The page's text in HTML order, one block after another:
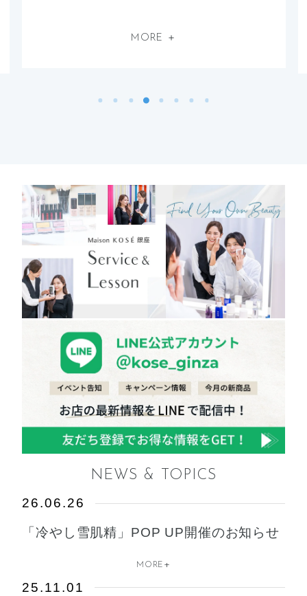
NEWS & TOPICS
25.11.01
26.06.26
「冷やし雪肌精」POP UP開催のお知らせ
MORE +
MORE ＋